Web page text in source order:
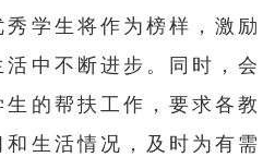
学生将作为榜样，激励
中不断进步。同时，会
的帮扶工作，要求各教
生活情况，及时为有需